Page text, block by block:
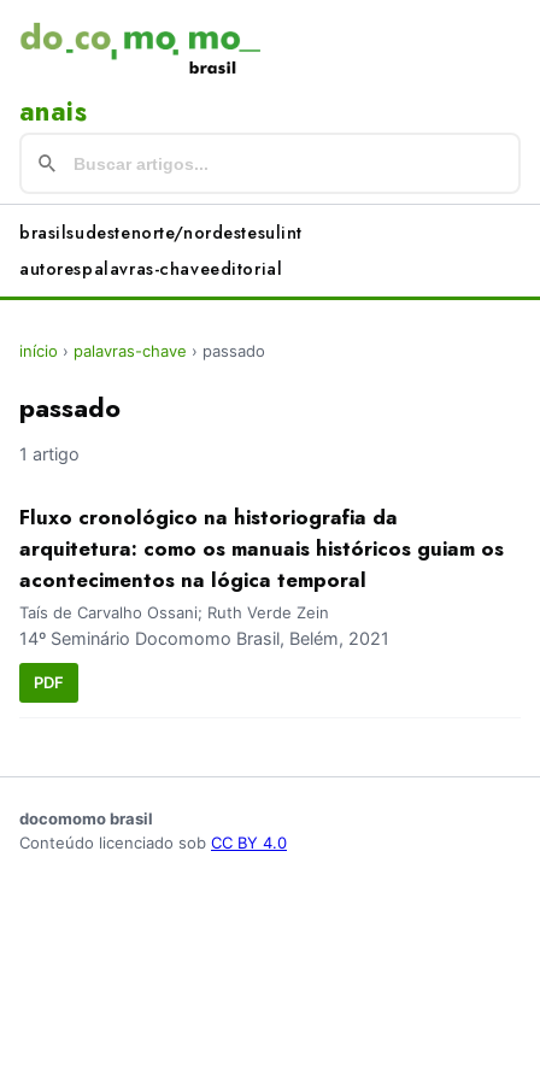
anais
brasilsudestenorte/nordestesulint
autorespalavras-chaveeditorial
início › palavras-chave › passado
passado
1 artigo
Fluxo cronológico na historiografia da
arquitetura: como os manuais históricos guiam os
acontecimentos na lógica temporal
Taís de Carvalho Ossani; Ruth Verde Zein
14º Seminário Docomomo Brasil, Belém, 2021
PDF
docomomo brasil
Conteúdo licenciado sob CC BY 4.0